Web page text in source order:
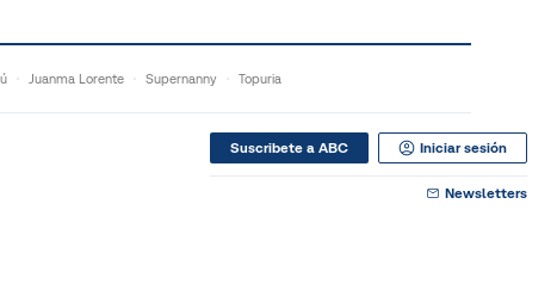
Juanma Lorente Supernanny Topuria
Suscribete a ABC Iniciar sesión
Newsletters